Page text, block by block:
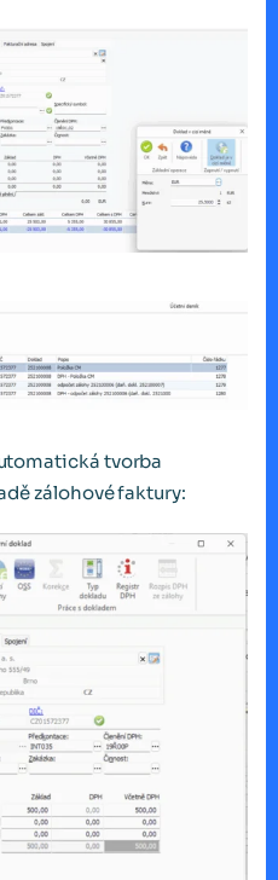
tvorba
zálohové faktury: